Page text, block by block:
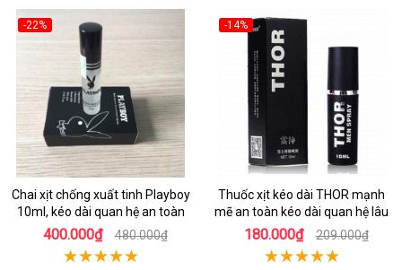
-22%
Chai xịt chống xuất tinh Playboy
10ml, kéo dài quan hệ an toàn
400.000₫ 480.000₫
-14%
Thuốc xịt kéo dài THOR mạnh
mẽ an toàn kéo dài quan hệ lâu
180.000₫ 209.000₫